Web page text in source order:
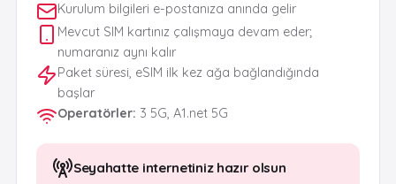
Kurulum bilgileri e-postanıza anında gelir
Mevcut SIM kartınız çalışmaya devam eder;
numaranız aynı kalır
Paket süresi, eSIM ilk kez ağa bağlandığında
başlar
Operatörler: 3 5G, A1.net 5G
Seyahatte internetiniz hazır olsun